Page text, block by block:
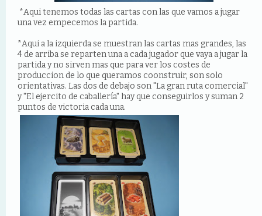
*Aqui tenemos todas las cartas con las que vamos a jugar
una vez empecemos la partida.
*Aqui a la izquierda se muestran las cartas mas grandes, las
4 de arriba se reparten una a cada jugador que vaya a jugar la
partida y no sirven mas que para ver los costes de
produccion de lo que queramos coonstruir, son solo
orientativas. Las dos de debajo son "La gran ruta comercial"
y "El ejercito de caballería" hay que conseguirlos y suman 2
puntos de victoria cada una.